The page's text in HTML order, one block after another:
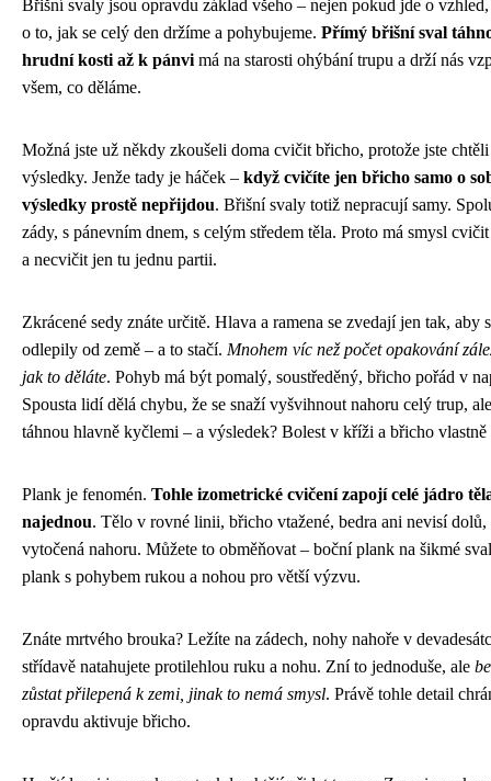
Břišní svaly jsou opravdu základ všeho – nejen pokud jde o
o to, jak se celý den držíme a pohybujeme. Přímý břišní sval
hrudní kosti až k pánvi má na starosti ohýbání trupu a drží nás
všem, co děláme.
Možná jste už někdy zkoušeli doma cvičit břicho, protože jste
výsledky. Jenže tady je háček – když cvičíte jen břicho samo o
výsledky prostě nepřijdou. Břišní svaly totiž nepracují samy.
zády, s pánevním dnem, s celým středem těla. Proto má smysl
a necvičit jen tu jednu partii.
Zkrácené sedy znáte určitě. Hlava a ramena se zvedají jen tak, aby
odlepily od země – a to stačí. Mnohem víc než počet opakování
jak to děláte. Pohyb má být pomalý, soustředěný, břicho pořád v
Spousta lidí dělá chybu, že se snaží vyšvihnout nahoru celý trup,
táhnou hlavně kyčlemi – a výsledek? Bolest v kříži a břicho vlastně
Plank je fenomén. Tohle izometrické cvičení zapojí celé jádro
najednou. Tělo v rovné linii, břicho vtažené, bedra ani nevisí dolů,
vytočená nahoru. Můžete to obměňovat – boční plank na šikmé
plank s pohybem rukou a nohou pro větší výzvu.
Znáte mrtvého brouka? Ležíte na zádech, nohy nahoře v
střídavě natahujete protilehlou ruku a nohu. Zní to jednoduše, ale
zůstat přilepená k zemi, jinak to nemá smysl. Právě tohle detail
opravdu aktivuje břicho.